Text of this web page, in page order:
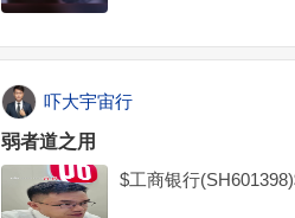
吓大宇宙行
弱者道之用
$工商银行